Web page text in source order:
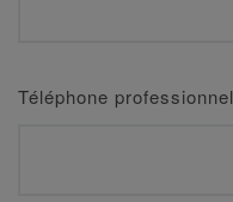
Téléphone professionnel